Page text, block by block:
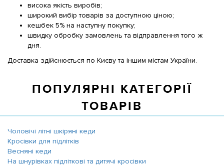
висока якість виробів;
широкий вибір товарів за доступною ціною;
кешбек 5% на наступну покупку;
швидку обробку замовлень та відправлення того ж
дня.
Доставка здійснюється по Києву та іншим містам України.
ПОПУЛЯРНІ КАТЕГОРІЇ
ТОВАРІВ
Чоловічі літні шкіряні кеди
Кросівки для підлітків
Весняні кеди
На шнурівках підліткові та дитячі кросівки